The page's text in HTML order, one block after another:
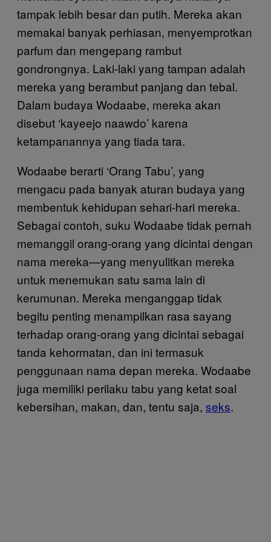
tampak lebih besar dan putih. Mereka akan
memakai banyak perhiasan, menyemprotkan
parfum dan mengepang rambut
gondrongnya. Laki-laki yang tampan adalah
mereka yang berambut panjang dan tebal.
Dalam budaya Wodaabe, mereka akan
disebut ‘kayeejo naawdo’ karena
ketampanannya yang tiada tara.
Wodaabe berarti ‘Orang Tabu’, yang
mengacu pada banyak aturan budaya yang
membentuk kehidupan sehari-hari mereka.
Sebagai contoh, suku Wodaabe tidak pernah
memanggil orang-orang yang dicintai dengan
nama mereka—yang menyulitkan mereka
untuk menemukan satu sama lain di
kerumunan. Mereka menganggap tidak
begitu penting menampilkan rasa sayang
terhadap orang-orang yang dicintai sebagai
tanda kehormatan, dan ini termasuk
penggunaan nama depan mereka. Wodaabe
juga memiliki perilaku tabu yang ketat soal
kebersihan, makan, dan, tentu saja, seks.